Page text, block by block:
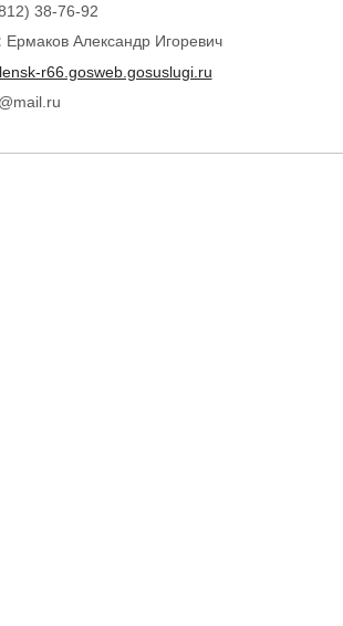
38-76-92
Ермаков Александр Игоревич
r66.gosweb.gosuslugi.ru